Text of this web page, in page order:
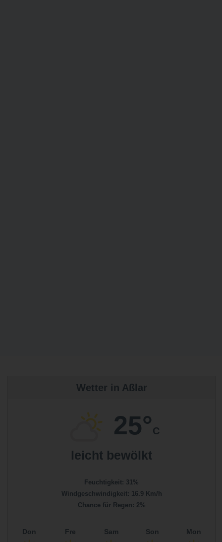
Wetter in Aßlar
25°C
leicht bewölkt
Feuchtigkeit: 31%
Windgeschwindigkeit: 16.9 Km/h
Chance für Regen: 2%
Don Fre Sam Son Mon